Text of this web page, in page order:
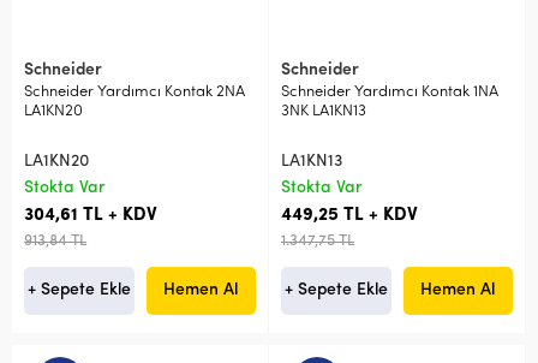
Schneider
Schneider Yardımcı Kontak 2NA
LA1KN20
LA1KN20
Stokta Var
304,61 TL + KDV
913,84 TL
+ Sepete Ekle Hemen Al
Schneider
Schneider Yardımcı Kontak 1NA
3NK LA1KN13
LA1KN13
Stokta Var
449,25 TL + KDV
1.347,75 TL
+ Sepete Ekle Hemen Al